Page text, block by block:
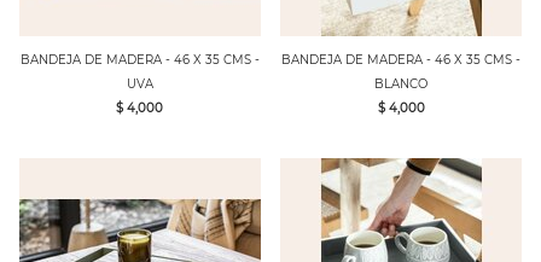
BANDEJA DE MADERA - 46 X 35 CMS -
UVA
$ 4,000
BANDEJA DE MADERA - 46 X 35 CMS -
BLANCO
$ 4,000